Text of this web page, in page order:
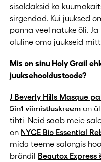
sisaldaksid ka
sirgendad. Kui juuksed
panna veel natuke õli.
oluline oma juukseid
Mis on sinu Holy Grail
juuksehooldustoode?
J Beverly Hills Masque
5in1 viimistluskreem on
tihti. Neid saab meie
on NYCE Bio Essential
mida teeme salongis
brändil Beautox